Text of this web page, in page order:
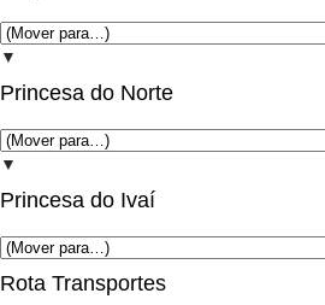
▼
Princesa do Norte
▼
Princesa do Ivaí
Rota Transportes